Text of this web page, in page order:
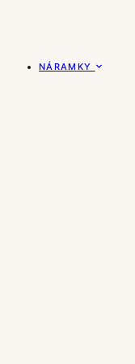
NÁRAMKY